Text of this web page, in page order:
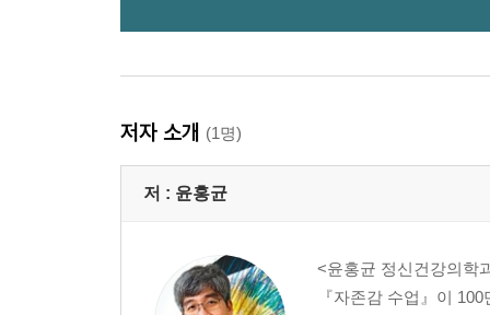
저자 소개 (1명)
저 : 윤홍균
<윤홍균 정신건강의학
『자존감 수업』이